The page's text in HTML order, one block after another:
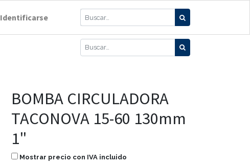
Identificarse
BOMBA CIRCULADORA
TACONOVA 15-60 130mm
1"
Mostrar precio con IVA incluido